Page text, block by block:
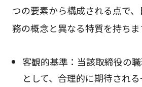
つの要素から構成される点で
務の概念と異なる特質を持ちま
客観的基準：当該取締役の
として、合理的に期待される